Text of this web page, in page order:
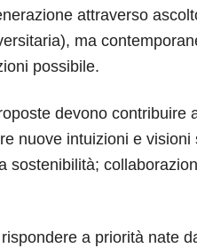
attraverso
ma
possibile.
devono contribuire
nuove intuizioni e
sostenibilità;
a priorità nate